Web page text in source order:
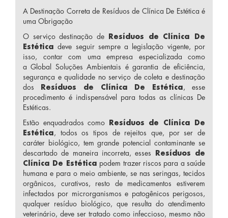
A Destinação Correta de Resíduos de Clínica De Estética é
uma Obrigação
O serviço destinação de
Resíduos de Clínica De
Estética deve seguir sempre a legislação vigente, por
isso, contar com uma empresa especializada como
a Global Soluções Ambientais é garantia de eficiência,
segurança e qualidade no serviço de coleta e destinação
dos
Resíduos de Clínica De Estética , esse
procedimento é indispensável para todas as clínicas De
Estéticas.
Estão enquadrados como
Resíduos de Clínica De
Estética , todos os tipos de rejeitos que, por ser de
caráter biológico, tem grande potencial contaminante se
descartado de maneira incorreta, esses
Resíduos de
Clínica De Estética podem trazer riscos para a saúde
humana e para o meio ambiente, se nas seringas, tecidos
orgânicos, curativos, resto de medicamentos estiverem
infectados por microrganismos e patogênicos perigosos,
qualquer resíduo biológico, que resulta do atendimento
veterinário, deve ser tratado como infeccioso, mesmo não